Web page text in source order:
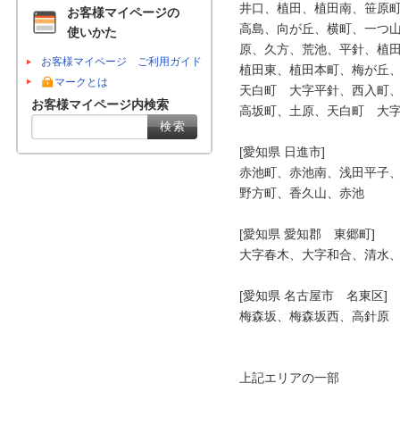
井口、植田、植田南、笹原
高島、向が丘、横町、一つ
原、久方、荒池、平針、植
植田東、植田本町、梅が丘
天白町　大字平針、西入町
高坂町、土原、天白町　大
[愛知県 日進市]
赤池町、赤池南、浅田平子
野方町、香久山、赤池
[愛知県 愛知郡　東郷町]
大字春木、大字和合、清水
[愛知県 名古屋市　名東区]
梅森坂、梅森坂西、高針原
上記エリアの一部
お客様マイページの
使いかた
お客様マイページ ご利用ガイド
マークとは
お客様マイページ内検索